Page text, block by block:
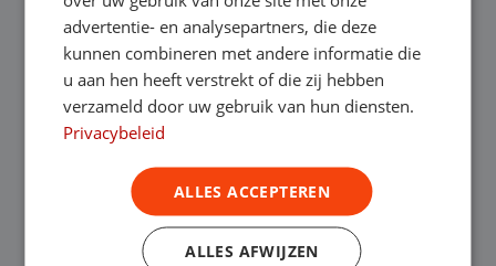
Financial lease
Netto operational lease
Flexibele leasevormen
Shortlease voor tijdelijke opdrachten
Altijd onze scherpste prijs
advertentie- en analysepartners, die deze
kunnen combineren met andere informatie die
u aan hen heeft verstrekt of die zij hebben
verzameld door uw gebruik van hun diensten.
Privacybeleid
ALLES ACCEPTEREN
ALLES AFWIJZEN